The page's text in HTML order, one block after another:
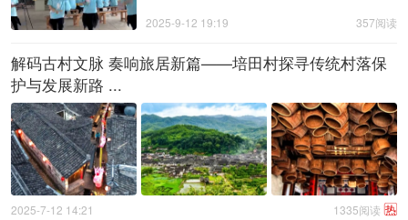
357阅读
2025-9-12 19:19
解码古村文脉 奏响旅居新篇——培田村探寻传统村落保
护与发展新路 ...
热
1335阅读
2025-7-12 14:21